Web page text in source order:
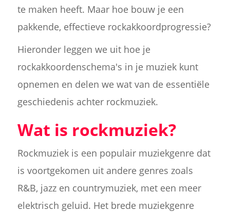
te maken heeft. Maar hoe bouw je een
pakkende, effectieve rockakkoordprogressie?
Hieronder leggen we uit hoe je
rockakkoordenschema's in je muziek kunt
opnemen en delen we wat van de essentiële
geschiedenis achter rockmuziek.
Wat is rockmuziek?
Rockmuziek is een populair muziekgenre dat
is voortgekomen uit andere genres zoals
R&B, jazz en countrymuziek, met een meer
elektrisch geluid. Het brede muziekgenre